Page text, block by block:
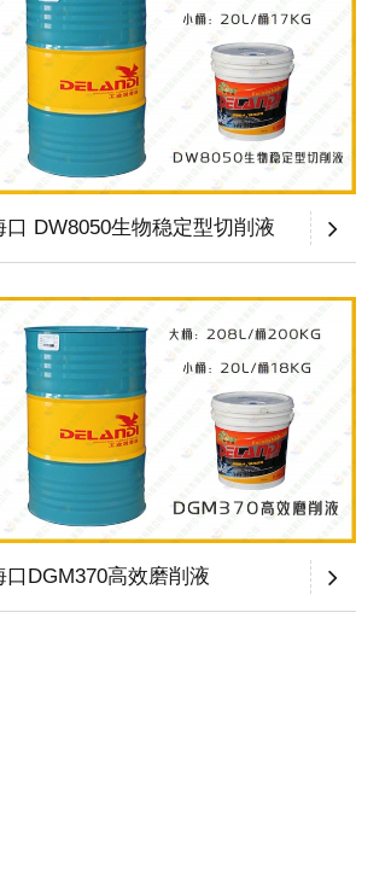
口 DW8050生物稳定型切削液
口DGM370高效磨削液